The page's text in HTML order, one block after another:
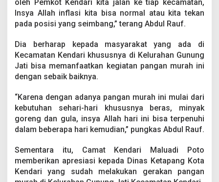
oleh Pemkot Kendari kita jalan ke tiap kecamatan,
Insya Allah inflasi kita bisa normal atau kita tekan
pada posisi yang seimbang,” terang Abdul Rauf.
Dia berharap kepada masyarakat yang ada di
Kecamatan Kendari khususnya di Kelurahan Gunung
Jati bisa memanfaatkan kegiatan pangan murah ini
dengan sebaik baiknya.
“Karena dengan adanya pangan murah ini mulai dari
kebutuhan sehari-hari khususnya beras, minyak
goreng dan gula, insya Allah hari ini bisa terpenuhi
dalam beberapa hari kemudian,” pungkas Abdul Rauf.
Sementara itu, Camat Kendari Maluadi Poto
memberikan apresiasi kepada Dinas Ketapang Kota
Kendari yang sudah melakukan gerakan pangan